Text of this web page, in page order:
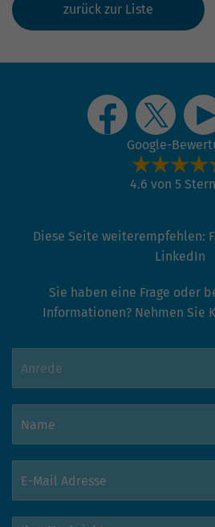
zurück zur Liste
Google-
4.6 von 5
Diese Seite weiterempfehlen:
LinkedIn
Sie haben eine Frage oder
Informationen? Nehmen Sie